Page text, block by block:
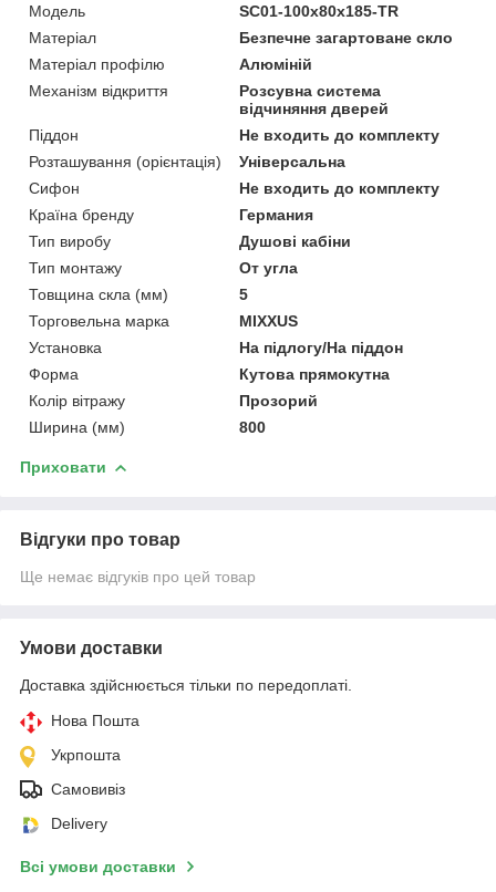
Мoдель
SC01-100x80x185-TR
Матеріал
Безпечне загартоване скло
Матеріал профілю
Алюміній
Механізм відкриття
Розсувна система
відчиняння дверей
Піддон
Не входить до комплекту
Розташування (орієнтація)
Універсальна
Сифон
Не входить до комплекту
Країна бренду
Германия
Тип виробу
Душові кабіни
Тип монтажу
От угла
Товщина скла (мм)
5
Торговельна марка
MIXXUS
Установка
На підлогу/На піддон
Форма
Кутова прямокутна
Колір вітражу
Прозорий
Ширина (мм)
800
Приховати
Відгуки про товар
Ще немає відгуків про цей товар
Умови доставки
Доставка здійснюється тільки по передоплаті.
Нова Пошта
Укрпошта
Самовивіз
Delivery
Всі умови доставки